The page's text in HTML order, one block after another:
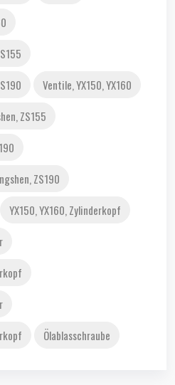
Ventile, YX150, YX160
ZS155
ZS190
YX150, YX160, Zylinderkopf
Ölablasschraube